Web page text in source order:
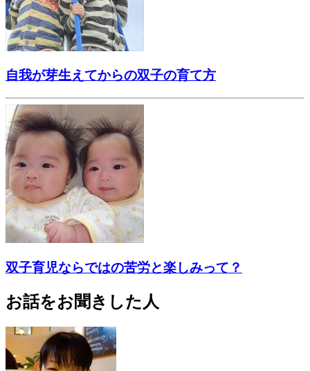
自我が芽生えてからの双子の育て方
双子育児ならではの苦労と楽しみって？
お話をお聞きした人